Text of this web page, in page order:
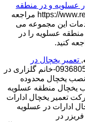
عسلویه و در منطقه
می توانید به وب سایت https://www.repfridge.ir مراجعه
خدمات این مجموعه می
منطقه عسلویه را در
کنید.
, تعمیر یخچال در
,با- 09368059612-خانم گلزاری در
یخچال محدوده
یخچال منطقه عسلویه
تعمیر یخچال ادارات
ادارات در عسلویه
در